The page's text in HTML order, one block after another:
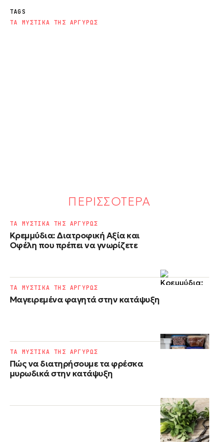
TAGS
ΤΑ ΜΥΣΤΙΚΑ ΤΗΣ ΑΡΓΥΡΩΣ
ΠΕΡΙΣΣΟΤΕΡΑ
Κρεμμύδια: Διατροφική Αξία και
Οφέλη που πρέπει να γνωρίζετε
ΤΑ ΜΥΣΤΙΚΑ ΤΗΣ ΑΡΓΥΡΩΣ
Μαγειρεμένα φαγητά στην κατάψυξη
ΤΑ ΜΥΣΤΙΚΑ ΤΗΣ ΑΡΓΥΡΩΣ
Πώς να διατηρήσουμε τα φρέσκα
μυρωδικά στην κατάψυξη
ΤΑ ΜΥΣΤΙΚΑ ΤΗΣ ΑΡΓΥΡΩΣ